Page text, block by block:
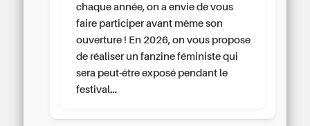
chaque année, on a envie de vous
faire participer avant même son
ouverture ! En 2026, on vous propose
de réaliser un fanzine féministe qui
sera peut-être exposé pendant le
festival…